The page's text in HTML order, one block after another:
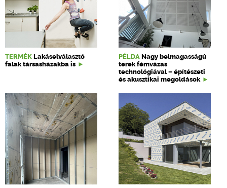
TERMÉK Lakáselválasztó
falak társasházakba is
PÉLDA Nagy belmagasságú
terek fémvázas
technológiával – építészeti
és akusztikai megoldások